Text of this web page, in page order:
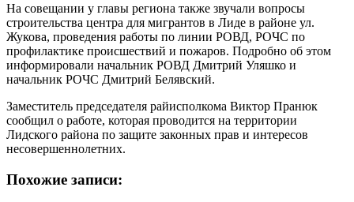
На совещании у главы региона также звучали вопросы
строительства центра для мигрантов в Лиде в районе ул.
Жукова, проведения работы по линии РОВД, РОЧС по
профилактике происшествий и пожаров. Подробно об этом
информировали начальник РОВД Дмитрий Уляшко и
начальник РОЧС Дмитрий Белявский.
Заместитель председателя райисполкома Виктор Пранюк
сообщил о работе, которая проводится на территории
Лидского района по защите законных прав и интересов
несовершеннолетних.
Похожие записи: